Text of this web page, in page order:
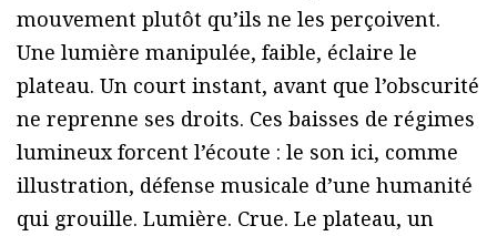
mouvement plutôt qu’ils ne les perçoivent.
Une lumière manipulée, faible, éclaire le
plateau. Un court instant, avant que l’obscurité
ne reprenne ses droits. Ces baisses de régimes
lumineux forcent l’écoute : le son ici, comme
illustration, défense musicale d’une humanité
qui grouille. Lumière. Crue. Le plateau, un